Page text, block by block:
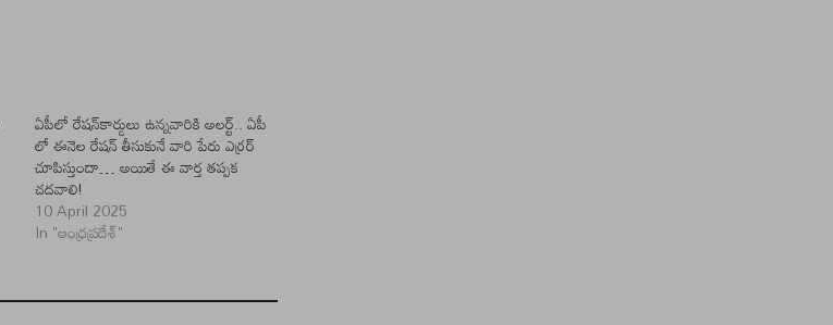
ఏపీలో రేషన్‌కార్డులు ఉన్నవారికి అలర్ట్.. ఏపీ
లో ఈనెల రేషన్ తీసుకునే వారి పేరు ఎర్రర్
చూపిస్తుందా… అయితే ఈ వార్త తప్పక
చదవాలి!
10 April 2025
In "ఆంధ్రప్రదేశ్"